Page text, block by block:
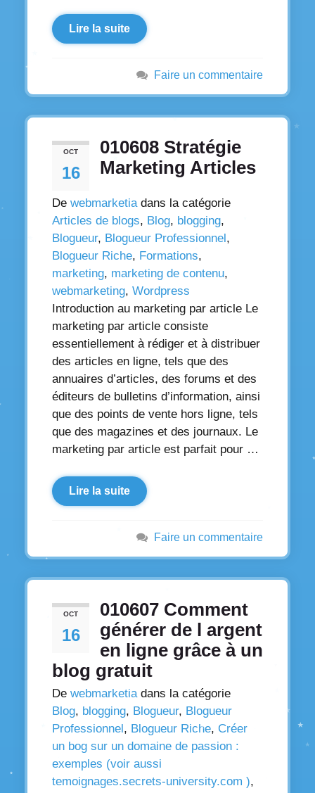
Lire la suite
Faire un commentaire
OCT
16
010608 Stratégie
Marketing Articles
De webmarketiadans la catégorie
Articles de blogs, Blog, blogging,
Blogueur, Blogueur Professionnel ,
Blogueur Riche, Formations,
marketing, marketing de contenu,
webmarketing, Wordpress
Introduction au marketing par article Le
marketing par article consiste
essentiellement à rédiger et à distribuer
des articles en ligne, tels que des
annuaires d’articles, des forums et des
éditeurs de bulletins d’information, ainsi
que des points de vente hors ligne, tels
que des magazines et des journaux. Le
marketing par article est parfait pour …
Lire la suite
Faire un commentaire
OCT
16
010607 Comment
générer de l argent
en ligne grâce à un
blog gratuit
De webmarketiadans la catégorie
Blog, blogging, Blogueur, Blogueur
Professionnel, Blogueur Riche, Créer
un bog sur un domaine de passion :
exemples (voir aussi
temoignages.secrets-university.com ),